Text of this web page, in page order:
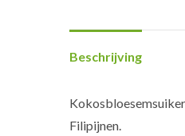
Beschrijving
Filipijnen.